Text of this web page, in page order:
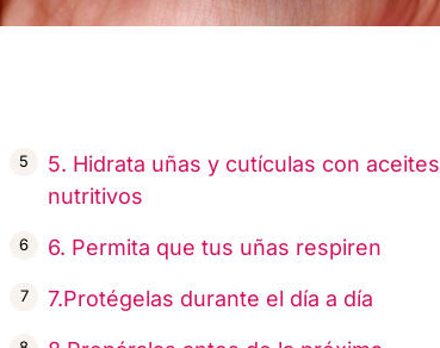
5. Hidrata uñas y cutículas con aceites
nutritivos
6. Permita que tus uñas respiren
7.Protégelas durante el día a día